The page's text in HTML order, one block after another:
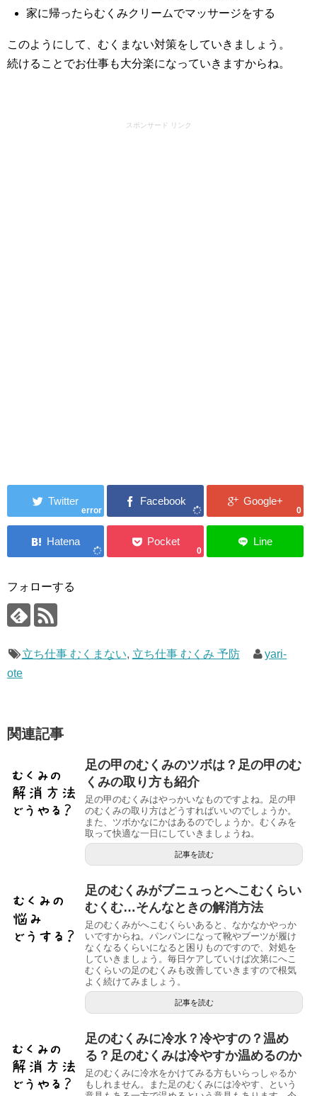
家に帰ったらむくみクリームでマッサージをする
このようにして、むくまない対策をしていきましょう。
続けることでお仕事も大分楽になっていきますからね。
スポンサード リンク
error 0
0
フォローする
立ち仕事 むくまない, 立ち仕事 むくみ 予防
yari-
ote
関連記事
足の甲のむくみのツボは？足の甲のむ
くみの取り方も紹介
足の甲のむくみはやっかいなものですよね。足の甲
のむくみの取り方はどうすればいいのでしょうか。
また、ツボかなにかはあるのでしょうか。むくみを
取って快適な一日にしていきましょうね。
記事を読む
足のむくみがブニュっとへこむくらい
むくむ…そんなときの解消方法
足のむくみがへこむくらいあると、なかなかやっか
いですからね。パンパンになって靴やブーツが履け
なくなるくらいになると困りものですので、対処を
していきましょう。毎日ケアしていけば次第にへこ
むくらいの足のむくみも改善していきますので根気
よく続けてみましょう。
記事を読む
足のむくみに冷水？冷やすの？温め
る？足のむくみは冷やすか温めるのか
足のむくみに冷水をかけてみる方もいらっしゃるか
もしれません。また足のむくみには冷やす、という